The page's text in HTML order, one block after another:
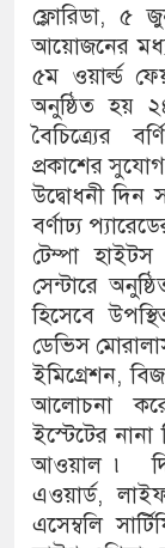
ফ্লোরিডা, ৫
আয়োজনের মধ্য
৫ম ওয়ার্ল্ড
অনুষ্ঠিত হয়
বৈচিত্র্যের
প্রকাশের
উদ্বোধনী দিন
বর্ণাঢ্য
টেম্পা
সেন্টারে
হিসেবে
ডেভিস
ইমিগ্রেশন,
আলোচনা
ইস্টেটের
আওয়াল ৷
এওয়ার্ড,
এসেম্বলি